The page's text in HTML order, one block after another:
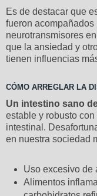
Es de destacar que
fueron
neurotransmisores
que la ansiedad y
tienen influencias
CÓMO ARREGLAR LA
Un intestino sano
estable y robusto
intestinal.
en nuestra sociedad
Uso excesivo de
Alimentos